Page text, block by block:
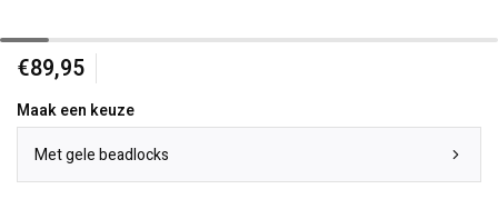
€89,95
Maak een keuze
Met gele beadlocks